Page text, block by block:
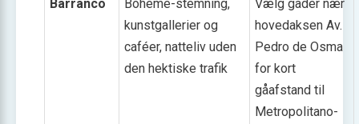
Barranco
Boheme-stemning,
kunstgallerier og
caféer, natteliv uden
den hektiske trafik
Vælg gader nær
hovedaksen Av.
Pedro de Osma
for kort
gåafstand til
Metropolitano-